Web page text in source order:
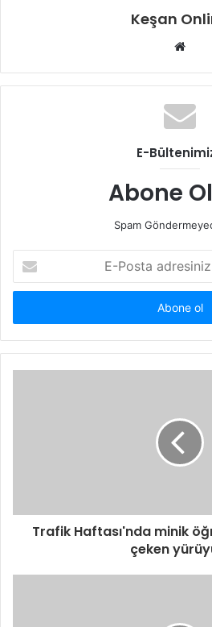
Keşan
Web
E-
Abone
Spam
Posta
adresinizi
Trafik Haftası'nda minik
çeken